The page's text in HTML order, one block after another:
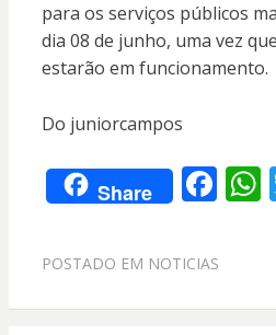
para os serviços públicos
dia 08 de junho, uma vez
estarão em funcionamento.
Do juniorcampos
Share F
e
o
POSTADO EM NOTICIAS